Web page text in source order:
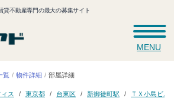
貸不動産専門の最大の募集サイト
MENU
覧 物件詳細 部屋詳細
ス 東京都 台東区 新御徒町駅 ＴＸ小島ビル